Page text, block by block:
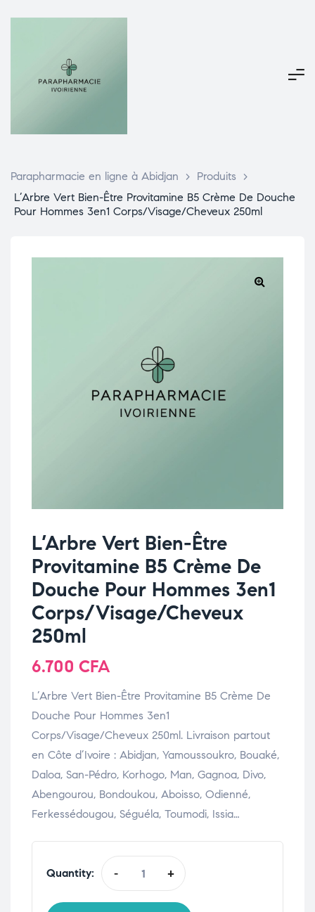
Parapharmacie en ligne à Abidjan > Produits
>
L’Arbre Vert Bien-Être Provitamine B5 Crème De Douche
Pour Hommes 3en1 Corps/Visage/Cheveux 250ml
L’Arbre Vert Bien-Être
Provitamine B5 Crème De
Douche Pour Hommes 3en1
Corps/Visage/Cheveux
250ml
6.700 CFA
L’Arbre Vert Bien-Être Provitamine B5 Crème De
Douche Pour Hommes 3en1
Corps/Visage/Cheveux 250ml. Livraison partout
en Côte d’Ivoire : Abidjan, Yamoussoukro, Bouaké,
Daloa, San-Pédro, Korhogo, Man, Gagnoa, Divo,
Abengourou, Bondoukou, Aboisso, Odienné,
Ferkessédougou, Séguéla, Toumodi, Issia…
Quantity: - +